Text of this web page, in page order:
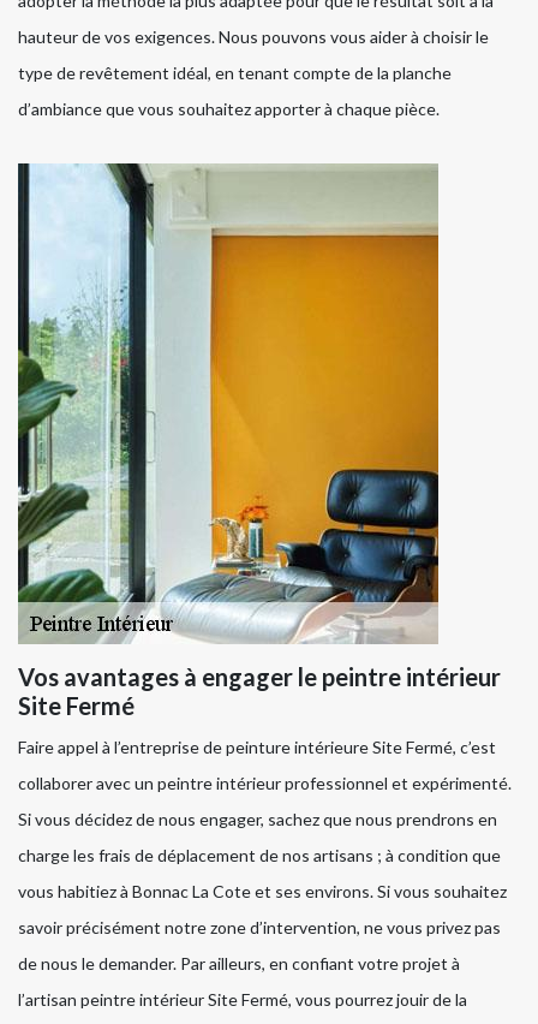
hauteur de vos exigences. Nous pouvons vous aider à choisir le
type de revêtement idéal, en tenant compte de la planche
d’ambiance que vous souhaitez apporter à chaque pièce.
Vos avantages à engager le peintre intérieur
Site Fermé
Faire appel à l’entreprise de peinture intérieure Site Fermé, c’est
collaborer avec un peintre intérieur professionnel et expérimenté.
Si vous décidez de nous engager, sachez que nous prendrons en
charge les frais de déplacement de nos artisans ; à condition que
vous habitiez à Bonnac La Cote et ses environs. Si vous souhaitez
savoir précisément notre zone d’intervention, ne vous privez pas
de nous le demander. Par ailleurs, en confiant votre projet à
l’artisan peintre intérieur Site Fermé, vous pourrez jouir de la